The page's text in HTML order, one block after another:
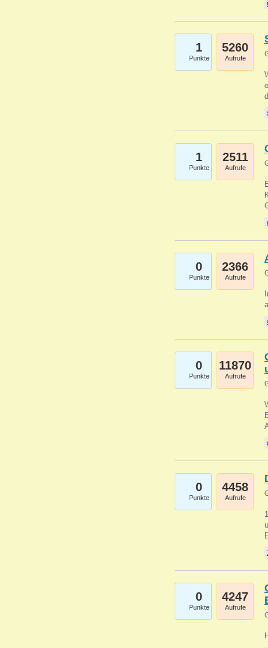
1
Punkte
5260
Aufrufe
1
Punkte
2511
Aufrufe
0
Punkte
2366
Aufrufe
0
Punkte
11870
Aufrufe
0
Punkte
4458
Aufrufe
0
Punkte
4247
Aufrufe